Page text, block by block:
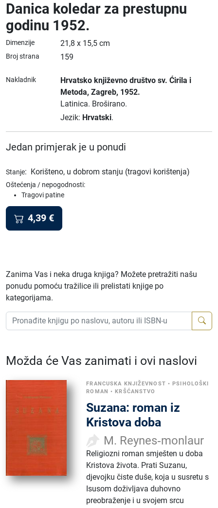
Danica koledar za prestupnu
godinu 1952.
Dimenzije 21,8 x 15,5 cm
Broj strana 159
Nakladnik
Hrvatsko književno društvo sv. Ćirila i
Metoda, Zagreb, 1952.
Latinica. Broširano.
Jezik: Hrvatski.
Jedan primjerak je u ponudi
Stanje: Korišteno, u dobrom stanju (tragovi korištenja)
Oštećenja / nepogodnosti:
Tragovi patine
4,39 €
Zanima Vas i neka druga knjiga? Možete pretražiti našu
ponudu pomoću tražilice ili prelistati knjige po
kategorijama.
Možda će Vas zanimati i ovi naslovi
FRANCUSKA KNJIŽEVNOST •PSIHOLOŠKI
ROMAN •KRŠĆANSTVO
Suzana: roman iz
Kristova doba
M. Reynes‑monlaur
Religiozni roman smješten u doba
Kristova života. Prati Suzanu,
djevojku čiste duše, koja u susretu s
Isusom doživljava duhovno
preobraženje i u svojem srcu